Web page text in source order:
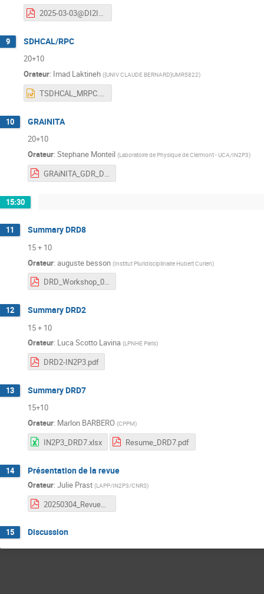
2025-03-03@DI2I-IN2P3-DRD_SiW-ECAL_VB.pdf
9 SDHCAL/RPC
20+10
Orateur: Imad Laktineh ({UNIV CLAUDE BERNARD}UMR5822)
TSDHCAL_MRPC.pptx
10 GRAiNITA
20+10
Orateur: Stephane Monteil (Laboratoire de Physique de Clermont - UCA/IN2P3)
GRAiNITA_GDR_DRD_20250303.pdf
15:30
11 Summary DRD8
15 + 10
Orateur: auguste besson (Institut Pluridisciplinaire Hubert Curien)
DRD_Workshop_04032025_DRD8.pdf
12 Summary DRD2
15 + 10
Orateur: Luca Scotto Lavina (LPNHE Paris)
DRD2-IN2P3.pdf
13 Summary DRD7
15+10
Orateur: Marlon BARBERO (CPPM)
IN2P3_DRD7.xlsx Resume_DRD7.pdf
14 Présentation de la revue
Orateur: Julie Prast (LAPP/IN2P3/CNRS)
20250304_RevueDRD.pdf
15 Discussion